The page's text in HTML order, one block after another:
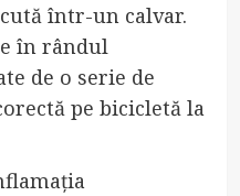
într-un calvar.
în rândul
de o serie de
pe bicicletă la